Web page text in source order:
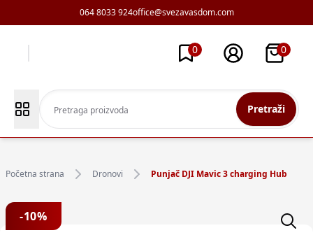
064 8033 924office@svezavasdom.com
0 0
Pretraži
Početna strana Dronovi Punjač DJI Mavic 3 charging Hub
-10%